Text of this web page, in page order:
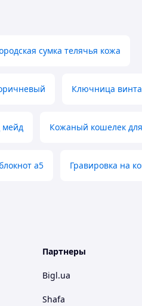
сумка телячья кожа
Ключница
мейд Кожаный кошелек
а5 Гравировка на
Партнеры
Bigl.ua
Shafa